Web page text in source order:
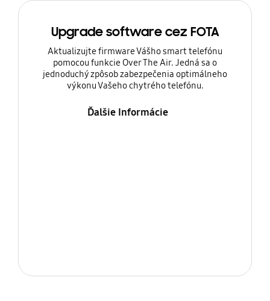
Upgrade software cez FOTA
Aktualizujte firmware Vášho smart telefónu
pomocou funkcie Over The Air. Jedná sa o
jednoduchý zpôsob zabezpečenia optimálneho
výkonu Vašeho chytrého telefónu.
Ďalšie Informácie